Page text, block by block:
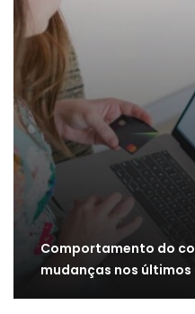
Comportamento do
mudanças nos últimos